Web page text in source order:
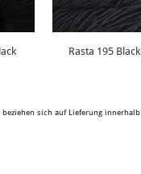
Rasta 195 Black
sich auf Lieferung innerhalb